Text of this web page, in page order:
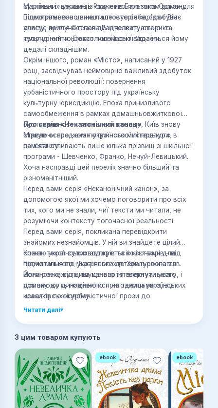
суспільних вершин із сюжетів Бальзака. Однак для
Підмогильного це не лише історія кар’єри. Він
уписує життя Степана Радченка в історико-
культурний контекст тогочасної України.
Маргінал і чужинець Радченко протягом роману
цілеспрямовано викшталтовує себе, здобуває
освіту, прилучається до інтелектуальної та
творчої еліти. Довколишній світ видається йому
дедалі складнішим.
Окрім іншого, роман «Місто», написаний у 1927
році, засвідчував неймовірно важливий здобуток
національної революції: повернення
урбаністичного простору під українську
культурну юрисдикцію. Епоха принизливого
самообмеження в рамках домашньовжиткової
рустикальности зосталася позаду, Київ знову
ставав осередком потужного мистецького
ренесансу.
Про серію «Неканонічний канон»
Міркуючи про канон української літератури, в
пам’яті спливають лише кілька прізвищ зі шкільної
програми - Шевченко, Франко, Нечуй-Левицький.
Хоча насправді цей перелік значно більший та
різноманітніший.
Перед вами серія «Неканонічний канон», за
допомогою якої ми хочемо поговорити про всіх
тих, кого ми не знали, чиї тексти ми читали, не
розуміючи контексту тогочасної реальності.
Перед вами серія, покликана перевідкрити
знайомих незнайомців. У ній ви знайдете цілий
спектр українських авторів та їхніх творів - від
Підмогильного і Багряного до Хвильового та
Йогансена, від вишуканого інтелектуального
роману до динамічного пригодницького, від
новаторської урбаністичної прози до
психологічних текстів.
Кожен текст супроводжується ключами для
прочитання від українських літературознавців.
Вони розкажуть, на що варто звернути увагу, і
допоможуть подивитися на тексти українських
класиків по-новому.
Читати далі▾
З цим товаром купують
ebook ebook